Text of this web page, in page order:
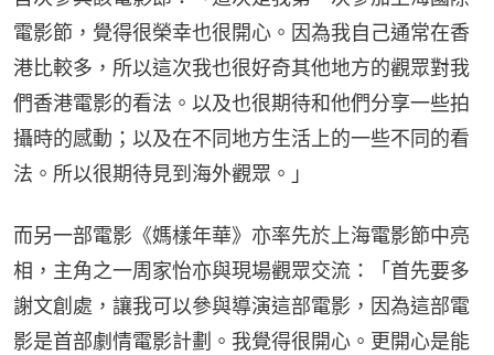
電影節，覺得很榮幸也很開心。因為我自己通常在香
港比較多，所以這次我也很好奇其他地方的觀眾對我
們香港電影的看法。以及也很期待和他們分享一些拍
攝時的感動；以及在不同地方生活上的一些不同的看
法。所以很期待見到海外觀眾。」
而另一部電影《媽樣年華》亦率先於上海電影節中亮
相，主角之一周家怡亦與現場觀眾交流：「首先要多
謝文創處，讓我可以參與導演這部電影，因為這部電
影是首部劇情電影計劃。我覺得很開心。更開心是能